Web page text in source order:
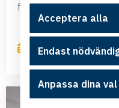
frågan präglade
2 juli, 2026
Acceptera alla
Endast
Anpassa dina val